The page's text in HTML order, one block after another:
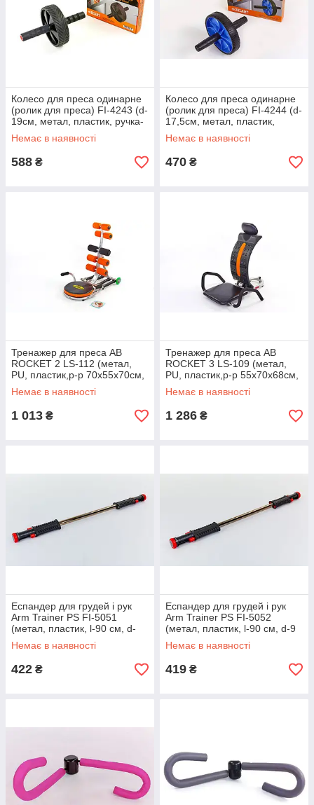
Колесо для преса одинарне
(ролик для преса) FI-4243 (d-
19см, метал, пластик, ручка-
неопрен)
Немає в наявності
588 ₴
Колесо для преса одинарне
(ролик для преса) FI-4244 (d-
17,5см, метал, пластик,
ручка-гума)
Немає в наявності
470 ₴
Тренажер для преса AB
ROCKET 2 LS-112 (метал,
PU, пластик,р-р 70x55x70см,
верх використовується.до
100 кг)
Немає в наявності
1 013 ₴
Тренажер для преса AB
ROCKET 3 LS-109 (метал,
PU, пластик,р-р 55x70x68см,
верх використовується.до 90
кг)
Немає в наявності
1 286 ₴
Еспандер для грудей і рук
Arm Trainer PS FI-5051
(метал, пластик, l-90 см, d-
10,5 мм)
Немає в наявності
422 ₴
Еспандер для грудей і рук
Arm Trainer PS FI-5052
(метал, пластик, l-90 см, d-9
мм)
Немає в наявності
419 ₴